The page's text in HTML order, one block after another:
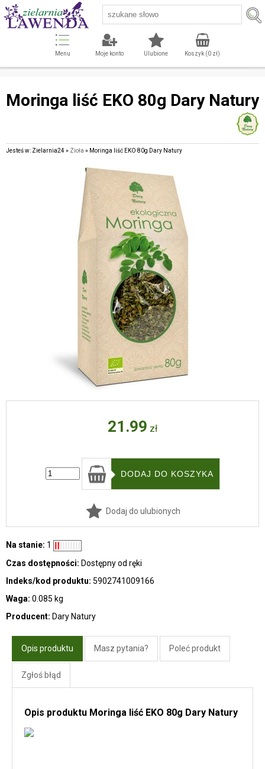
Menu Moje konto Ulubione Koszyk (0zł)
Moringa liść EKO 80g Dary Natury
Jesteś w: Zielarnia24 » Zioła » Moringa liść EKO 80g Dary Natury
21.99 zł
Dodaj do ulubionych
Na stanie: 1
Czas dostępności: Dostępny od ręki
Indeks/kod produktu: 5902741009166
Waga: 0.085 kg
Producent: Dary Natury
Opis produktu Masz pytania? Poleć produkt
Zgłoś błąd
Opis produktu Moringa liść EKO 80g Dary Natury